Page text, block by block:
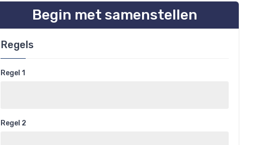
Begin met samenstellen
Regels
Regel 1
Regel 2